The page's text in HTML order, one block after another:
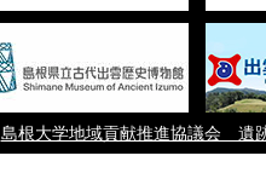
島根大学地域貢献推進協議会 遺